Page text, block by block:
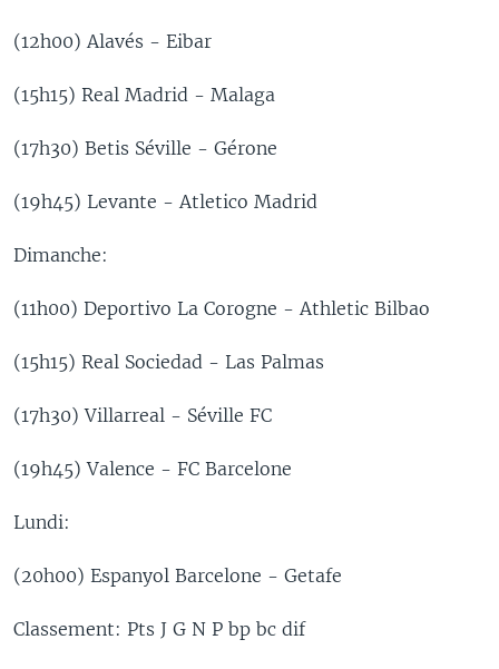
(12h00) Alavés - Eibar
(15h15) Real Madrid - Malaga
(17h30) Betis Séville - Gérone
(19h45) Levante - Atletico Madrid
Dimanche:
(11h00) Deportivo La Corogne - Athletic Bilbao
(15h15) Real Sociedad - Las Palmas
(17h30) Villarreal - Séville FC
(19h45) Valence - FC Barcelone
Lundi:
(20h00) Espanyol Barcelone - Getafe
Classement: Pts J G N P bp bc dif